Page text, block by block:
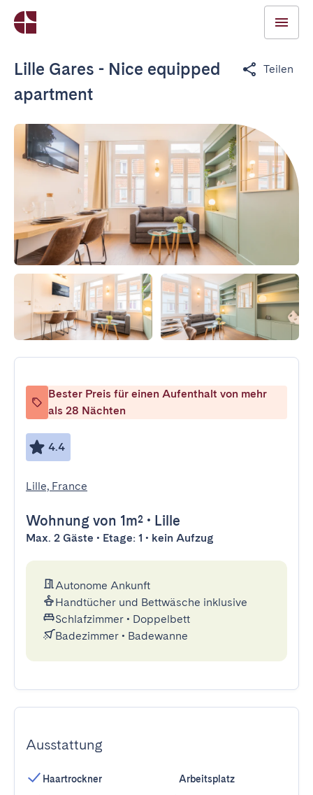
Lille Gares - Nice equipped
apartment
Teilen
Bester Preis für einen Aufenthalt von mehr
als 28 Nächten
4.4
Lille, France
Wohnung von 1m² • Lille
Max. 2 Gäste • Etage: 1 • kein Aufzug
Autonome Ankunft
Handtücher und Bettwäsche inklusive
Schlafzimmer • Doppelbett
Badezimmer • Badewanne
Ausstattung
Haartrockner
Arbeitsplatz